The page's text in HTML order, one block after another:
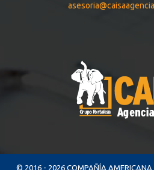
© 2016 - 2026 COMPAÑÍA AMERICANA